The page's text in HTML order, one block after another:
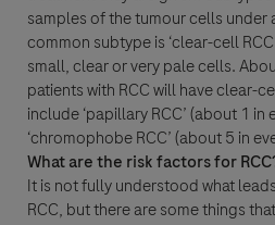
samples of the tumour cells under
common subtype is ‘clear-cellRCC
small, clear or very pale cells.
patients with RCCwill have clear-
include ‘papillaryRCC’ (about 1 in
‘chromophobeRCC’ (about 5 in
What are the risk factors forRCC
It is not fully understood what
RCC, but there are some things
Wie möchten Sie kontaktiert
Akzeptieren und senden
Akzeptieren und senden